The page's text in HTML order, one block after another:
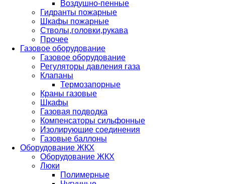
Воздушно-пенные
Гидранты пожарные
Шкафы пожарные
Стволы,головки,рукава
Прочее
Газовое оборудование
Газовое оборудование
Регуляторы давления газа
Клапаны
Термозапорные
Краны газовые
Шкафы
Газовая подводка
Компенсаторы сильфонные
Изолирующие соединения
Газовые баллоны
Оборудование ЖКХ
Оборудование ЖКХ
Люки
Полимерные